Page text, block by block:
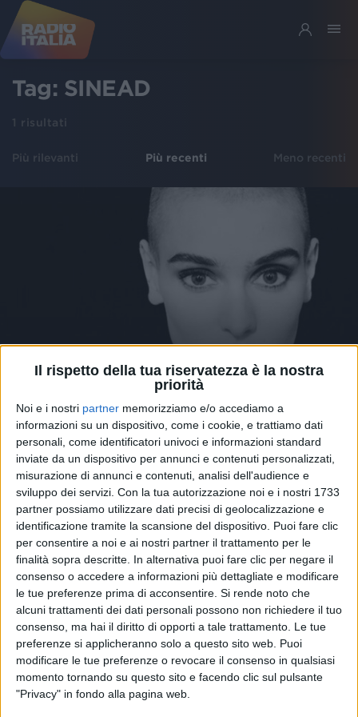
Il rispetto della tua riservatezza è la nostra
priorità
Noi e i nostri partner memorizziamo e/o accediamo a
informazioni su un dispositivo, come i cookie, e trattiamo dati
personali, come identificatori univoci e informazioni standard
inviate da un dispositivo per annunci e contenuti personalizzati,
misurazione di annunci e contenuti, analisi dell'audience e
sviluppo dei servizi. Con la tua autorizzazione noi e i nostri 1733
partner possiamo utilizzare dati precisi di geolocalizzazione e
identificazione tramite la scansione del dispositivo. Puoi fare clic
per consentire a noi e ai nostri partner il trattamento per le
finalità sopra descritte. In alternativa puoi fare clic per negare il
consenso o accedere a informazioni più dettagliate e modificare
le tue preferenze prima di acconsentire. Si rende noto che
alcuni trattamenti dei dati personali possono non richiedere il tuo
consenso, ma hai il diritto di opporti a tale trattamento. Le tue
preferenze si applicheranno solo a questo sito web. Puoi
modificare le tue preferenze o revocare il consenso in qualsiasi
momento tornando su questo sito e facendo clic sul pulsante
"Privacy" in fondo alla pagina web.
Tag: SINEAD
1 risultati
Più rilevanti Più recenti Meno recenti
ALTRI ARTISTI COMMENTANO 27 lug 2023
Zucchero: l’addio a Sinead O’ Connor con il
video di un loro vecchio duetto
La cantautrice irlandese è scomparsa a 56 anni.
Rimarrà nella storia della musica specialmente per
Nothing Compares 2 U, il singolo che nel 1990
conquistò tutte le classifiche di vendita
diMara Bizzoco